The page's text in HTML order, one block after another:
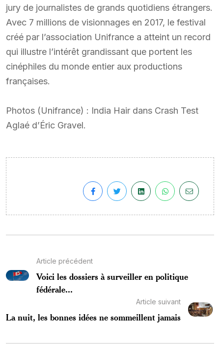
jury de journalistes de grands quotidiens étrangers.
Avec 7 millions de visionnages en 2017, le festival
créé par l’association Unifrance a atteint un record
qui illustre l’intérêt grandissant que portent les
cinéphiles du monde entier aux productions
françaises.
Photos (Unifrance) : India Hair dans Crash Test
Aglaé d’Éric Gravel.
Article précédent
Voici les dossiers à surveiller en politique
fédérale...
Article suivant
La nuit, les bonnes idées ne sommeillent jamais